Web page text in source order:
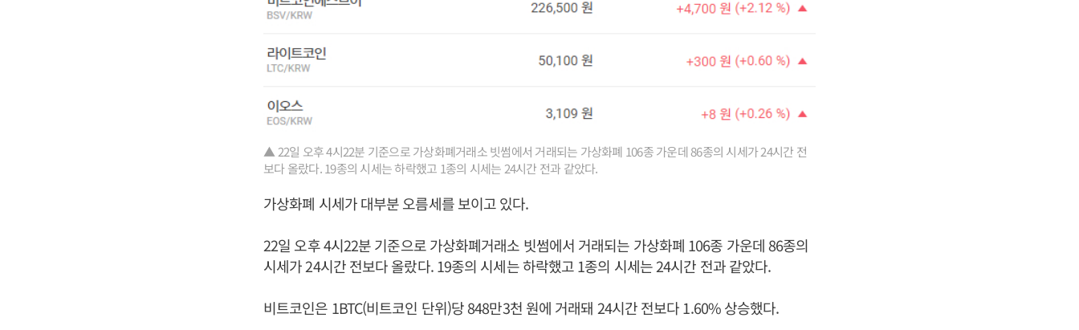
▲ 22일 오후 4시22분 기준으로 가상화폐거래소 빗썸에서 거래되는 가상화폐 106종 가운데 86종의 시세가 24시간 전
보다 올랐다. 19종의 시세는 하락했고 1종의 시세는 24시간 전과 같았다.
가상화폐 시세가 대부분 오름세를 보이고 있다.
22일 오후 4시22분 기준으로 가상화폐거래소 빗썸에서 거래되는 가상화폐 106종 가운데 86종의
시세가 24시간 전보다 올랐다. 19종의 시세는 하락했고 1종의 시세는 24시간 전과 같았다.
비트코인은 1BTC(비트코인 단위)당 848만3천 원에 거래돼 24시간 전보다 1.60% 상승했다.